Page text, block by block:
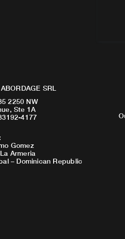
ABORDAGE SRL
2250 NW
Ste 1A
4177
:
Gomez
Armeria
– Dominican Republic